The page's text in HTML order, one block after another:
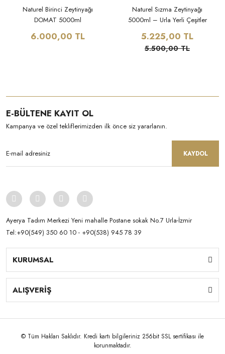
Naturel Birinci Zeytinyağı
DOMAT 5000ml
6.000,00 TL
Naturel Sızma Zeytinyağı
5000ml – Urla Yerli Çeşitler
5.225,00 TL
5.500,00 TL
E-BÜLTENE KAYIT OL
Kampanya ve özel tekliflerimizden ilk önce siz yararlanın.
KAYDOL
Ayerya Tadım Merkezi Yeni mahalle Postane sokak No.7 Urla-İzmir
Tel:+90(549) 350 60 10 - +90(538) 945 78 39
KURUMSAL
ALIŞVERİŞ
© Tüm Hakları Saklıdır. Kredi kartı bilgileriniz 256bit SSL sertifikası ile
korunmaktadır.